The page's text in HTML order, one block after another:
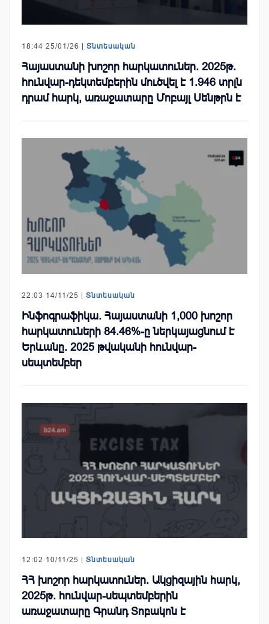
18:44 25/01/26 | Տնտեսական
Հայաստանի խոշոր հարկատուներ. 2025թ.
հունվար-դեկտեմբերին մուծվել է 1.946 տրլն
դրամ հարկ, առաջատարը Մոբայլ Սենթրն է
22:03 14/11/25 | Տնտեսական
Ինֆոգրաֆիկա. Հայաստանի 1,000 խոշոր
հարկատուների 84.46%-ը ներկայացնում է
Երևանը. 2025 թվականի հունվար-
սեպտեմբեր
12:02 10/11/25 | Տնտեսական
ՀՀ խոշոր հարկատուներ. Ակցիզային հարկ,
2025թ. հունվար-սեպտեմբերին
առաջատարը Գրանդ Տոբակոն է